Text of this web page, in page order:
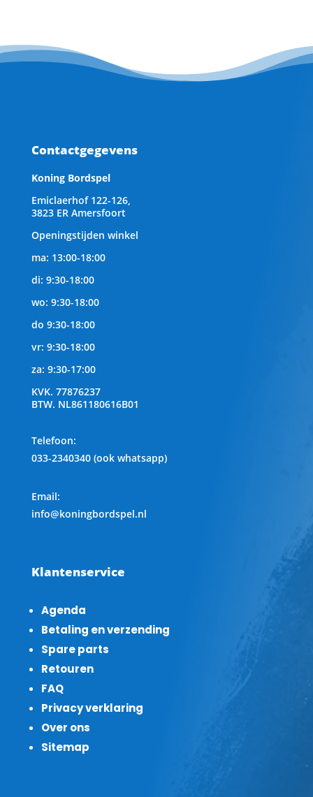
Contactgegevens
Koning Bordspel
Emiclaerhof 122-126,
3823 ER Amersfoort
Openingstijden winkel
ma: 13:00-18:00
di: 9:30-18:00
wo: 9:30-18:00
do 9:30-18:00
vr: 9:30-18:00
za: 9:30-17:00
KVK. 77876237
BTW. NL861180616B01
Telefoon:
033-2340340 (ook whatsapp)
Email:
info@koningbordspel.nl
Klantenservice
Agenda
Betaling en verzending
Spare parts
Retouren
FAQ
Privacy verklaring
Over ons
Sitemap